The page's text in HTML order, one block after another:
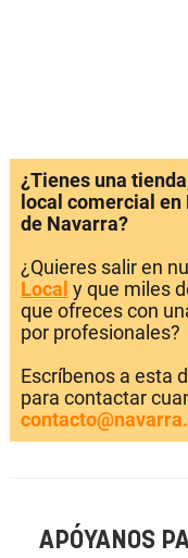
¿Tienes una
local comercial
de Navarra?
¿Quieres salir en
Local y que miles
que ofreces con
por profesionales?
Escríbenos a esta
para contactar
APÓYANOS